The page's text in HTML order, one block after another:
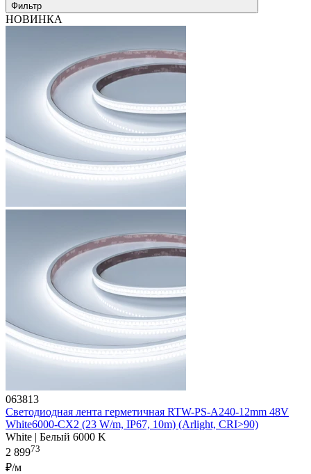
Фильтр
НОВИНКА
063813
Светодиодная лента герметичная RTW-PS-A240-12mm 48V
White6000-CX2 (23 W/m, IP67, 10m) (Arlight, CRI>90)
White | Белый 6000 K
2 89973
₽/м